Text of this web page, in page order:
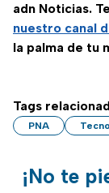
adn Noticias.
nuestro canal
la palma de tu
Tags
PNA
¡No te